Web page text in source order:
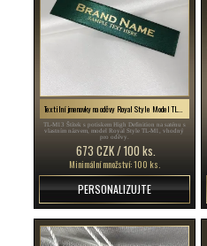
Textilní jmenovky na oděvy Royal Style Model TL-M13
TL-M13 Štítek s potiskem High Definition na saténu s
vlastním názvem, model Royal Style TL-M1, vhodný
pro oděvy.
673 CZK / 100 ks.
Minimální množství: 100 ks.
PERSONALIZUJTE